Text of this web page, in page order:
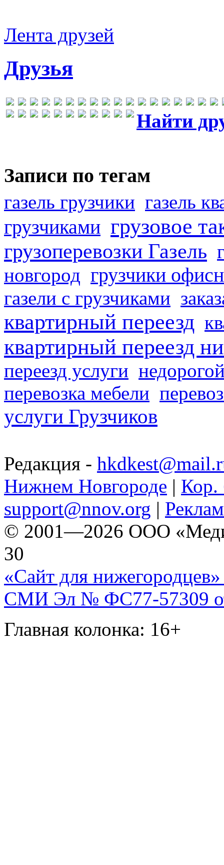
Лента друзей
Друзья
Найти
Записи по тегам
газель грузчики газель
грузчиками грузовое
грузоперевозки Газель
новгород грузчики
газели с грузчиками
квартирный переезд
квартирный переезд
переезд услуги
перевозка мебели
услуги Грузчиков
Редакция -
Нижнем Новгороде | Кор.
support@nnov.org |
© 2001—2026 ООО
30
«Сайт для нижегородцев»
СМИ Эл № ФС77-57309
Главная колонка: 16+